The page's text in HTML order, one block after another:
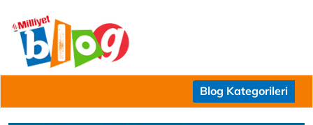
Blog Kategorileri